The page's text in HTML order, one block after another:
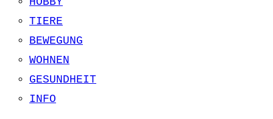
TIERE
BEWEGUNG
WOHNEN
GESUNDHEIT
INFO